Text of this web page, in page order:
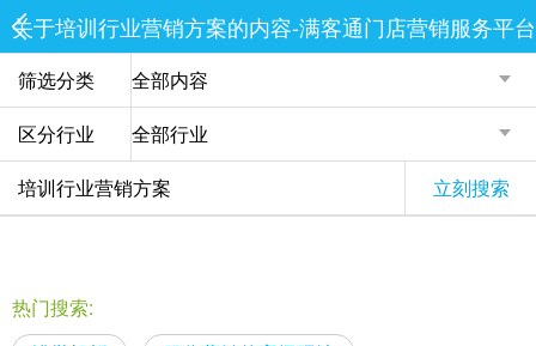
关于培训行业营销方案的内容-满客通门店营销服务平台
筛选分类
区分行业
立刻搜索
热门搜索: